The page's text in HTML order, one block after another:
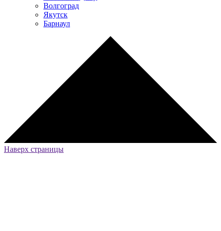
Волгоград
Якутск
Барнаул
Наверх страницы